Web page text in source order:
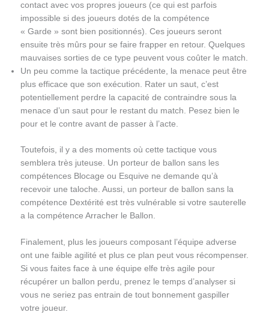
contact avec vos propres joueurs (ce qui est parfois
impossible si des joueurs dotés de la compétence
« Garde » sont bien positionnés). Ces joueurs seront
ensuite très mûrs pour se faire frapper en retour. Quelques
mauvaises sorties de ce type peuvent vous coûter le match.
Un peu comme la tactique précédente, la menace peut être
plus efficace que son exécution. Rater un saut, c’est
potentiellement perdre la capacité de contraindre sous la
menace d’un saut pour le restant du match. Pesez bien le
pour et le contre avant de passer à l’acte.
Toutefois, il y a des moments où cette tactique vous
semblera très juteuse. Un porteur de ballon sans les
compétences Blocage ou Esquive ne demande qu’à
recevoir une taloche. Aussi, un porteur de ballon sans la
compétence Dextérité est très vulnérable si votre sauterelle
a la compétence Arracher le Ballon.
Finalement, plus les joueurs composant l’équipe adverse
ont une faible agilité et plus ce plan peut vous récompenser.
Si vous faites face à une équipe elfe très agile pour
récupérer un ballon perdu, prenez le temps d’analyser si
vous ne seriez pas entrain de tout bonnement gaspiller
votre joueur.